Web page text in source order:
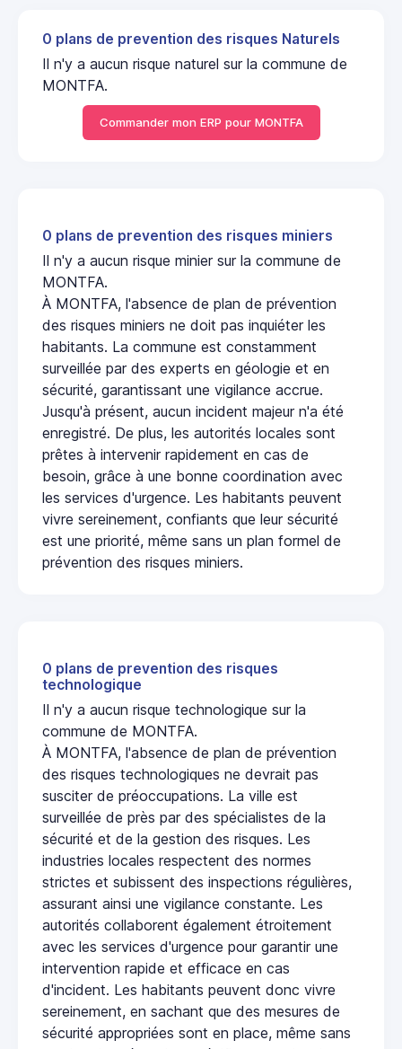
0 plans de prevention des risques Naturels
Il n'y a aucun risque naturel sur la commune de
MONTFA.
Commander mon ERP pour MONTFA
0 plans de prevention des risques miniers
Il n'y a aucun risque minier sur la commune de
MONTFA.
À MONTFA, l'absence de plan de prévention
des risques miniers ne doit pas inquiéter les
habitants. La commune est constamment
surveillée par des experts en géologie et en
sécurité, garantissant une vigilance accrue.
Jusqu'à présent, aucun incident majeur n'a été
enregistré. De plus, les autorités locales sont
prêtes à intervenir rapidement en cas de
besoin, grâce à une bonne coordination avec
les services d'urgence. Les habitants peuvent
vivre sereinement, confiants que leur sécurité
est une priorité, même sans un plan formel de
prévention des risques miniers.
0 plans de prevention des risques
technologique
Il n'y a aucun risque technologique sur la
commune de MONTFA.
À MONTFA, l'absence de plan de prévention
des risques technologiques ne devrait pas
susciter de préoccupations. La ville est
surveillée de près par des spécialistes de la
sécurité et de la gestion des risques. Les
industries locales respectent des normes
strictes et subissent des inspections régulières,
assurant ainsi une vigilance constante. Les
autorités collaborent également étroitement
avec les services d'urgence pour garantir une
intervention rapide et efficace en cas
d'incident. Les habitants peuvent donc vivre
sereinement, en sachant que des mesures de
sécurité appropriées sont en place, même sans